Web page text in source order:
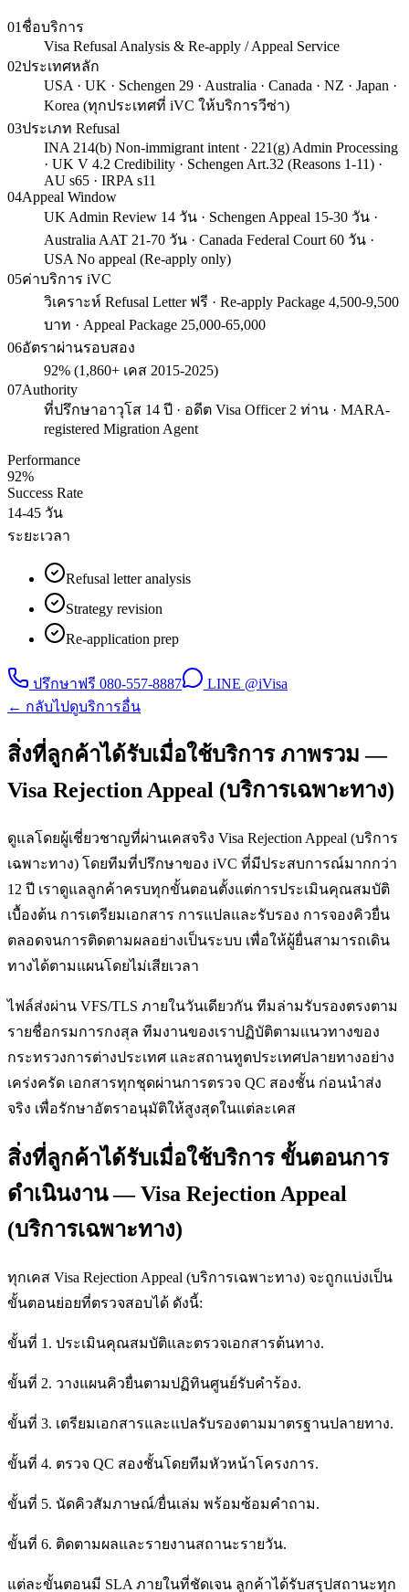
01 ชื่อบริการ
Visa Refusal Analysis & Re-apply / Appeal Service
02ประเทศหลัก
USA · UK · Schengen 29 · Australia · Canada · NZ · Japan ·
Korea (ทุกประเทศที่ iVC ให้บริการวีซ่า)
03ประเภท Refusal
INA 214(b) Non-immigrant intent · 221(g) Admin Processing
· UK V 4.2 Credibility · Schengen Art.32 (Reasons 1-11) ·
AU s65 · IRPA s11
04Appeal Window
UK Admin Review 14 วัน · Schengen Appeal 15-30 วัน ·
Australia AAT 21-70 วัน · Canada Federal Court 60 วัน ·
USA No appeal (Re-apply only)
05ค่าบริการ iVC
วิเคราะห์ Refusal Letter ฟรี · Re-apply Package 4,500-9,500
บาท · Appeal Package 25,000-65,000
06อัตราผ่านรอบสอง
92% (1,860+ เคส 2015-2025)
07Authority
ที่ปรึกษาอาวุโส 14 ปี · อดีต Visa Officer 2 ท่าน · MARA-
registered Migration Agent
Performance
92%
Success Rate
14-45 วัน
ระยะเวลา
Refusal letter analysis
Strategy revision
Re-application prep
ปรึกษาฟรี 080-557-8887
LINE @iVisa
← กลับไปดูบริการอื่น
สิ่งที่ลูกค้าได้รับเมื่อใช้บริการ ภาพรวม —
Visa Rejection Appeal (บริการเฉพาะทาง)
ดูแลโดยผู้เชี่ยวชาญที่ผ่านเคสจริง Visa Rejection Appeal (บริการ
เฉพาะทาง) โดยทีมที่ปรึกษาของ iVC ที่มีประสบการณ์มากกว่า
12 ปี เราดูแลลูกค้าครบทุกขั้นตอนตั้งแต่การประเมินคุณสมบัติ
เบื้องต้น การเตรียมเอกสาร การแปลและรับรอง การจองคิวยื่น
ตลอดจนการติดตามผลอย่างเป็นระบบ เพื่อให้ผู้ยื่นสามารถเดิน
ทางได้ตามแผนโดยไม่เสียเวลา
ไฟล์ส่งผ่าน VFS/TLS ภายในวันเดียวกัน ทีมล่ามรับรองตรงตาม
รายชื่อกรมการกงสุล ทีมงานของเราปฏิบัติตามแนวทางของ
กระทรวงการต่างประเทศ และสถานทูตประเทศปลายทางอย่าง
เคร่งครัด เอกสารทุกชุดผ่านการตรวจ QC สองชั้น ก่อนนำส่ง
จริง เพื่อรักษาอัตราอนุมัติให้สูงสุดในแต่ละเคส
สิ่งที่ลูกค้าได้รับเมื่อใช้บริการ ขั้นตอนการ
ดำเนินงาน — Visa Rejection Appeal
(บริการเฉพาะทาง)
ทุกเคส Visa Rejection Appeal (บริการเฉพาะทาง) จะถูกแบ่งเป็น
ขั้นตอนย่อยที่ตรวจสอบได้ ดังนี้:
ขั้นที่ 1. ประเมินคุณสมบัติและตรวจเอกสารต้นทาง.
ขั้นที่ 2. วางแผนคิวยื่นตามปฏิทินศูนย์รับคำร้อง.
ขั้นที่ 3. เตรียมเอกสารและแปลรับรองตามมาตรฐานปลายทาง.
ขั้นที่ 4. ตรวจ QC สองชั้นโดยทีมหัวหน้าโครงการ.
ขั้นที่ 5. นัดคิวสัมภาษณ์/ยื่นเล่ม พร้อมซ้อมคำถาม.
ขั้นที่ 6. ติดตามผลและรายงานสถานะรายวัน.
แต่ละขั้นตอนมี SLA ภายในที่ชัดเจน ลูกค้าได้รับสรุปสถานะทุก